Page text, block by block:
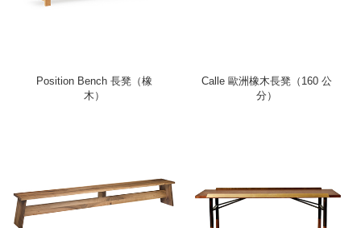
Position Bench 長凳（橡
木）
Calle 歐洲橡木長凳（160 公
分）